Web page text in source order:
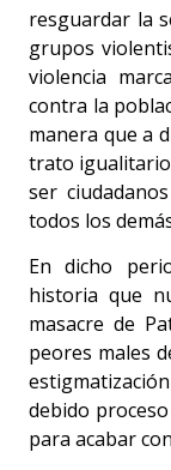
resguardar la
grupos
violencia
contra la
manera que a
trato
ser
todos los
En dicho
historia que
masacre de
peores males
debido
para acabar